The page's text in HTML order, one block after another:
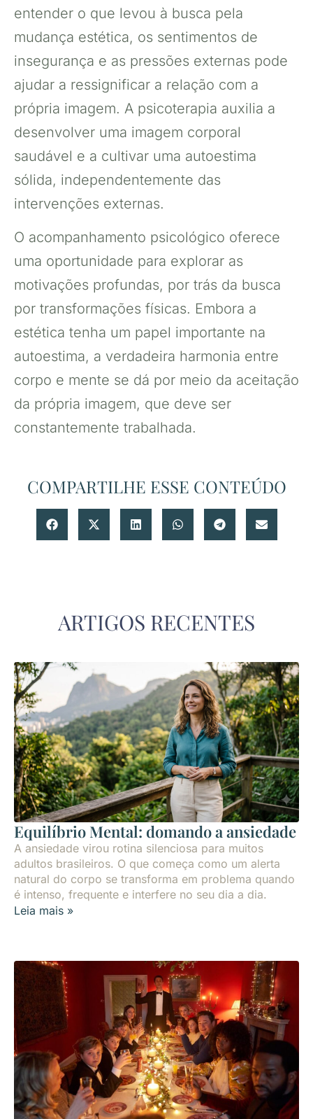
entender o que levou à busca pela
mudança estética, os sentimentos de
insegurança e as pressões externas pode
ajudar a ressignificar a relação com a
própria imagem. A psicoterapia auxilia a
desenvolver uma imagem corporal
saudável e a cultivar uma autoestima
sólida, independentemente das
intervenções externas.
O acompanhamento psicológico oferece
uma oportunidade para explorar as
motivações profundas, por trás da busca
por transformações físicas. Embora a
estética tenha um papel importante na
autoestima, a verdadeira harmonia entre
corpo e mente se dá por meio da aceitação
da própria imagem, que deve ser
constantemente trabalhada.
COMPARTILHE ESSE CONTEÚDO
ARTIGOS RECENTES
Equilíbrio Mental: domando a ansiedade
A ansiedade virou rotina silenciosa para muitos
adultos brasileiros. O que começa como um alerta
natural do corpo se transforma em problema quando
é intenso, frequente e interfere no seu dia a dia.
Leia mais »